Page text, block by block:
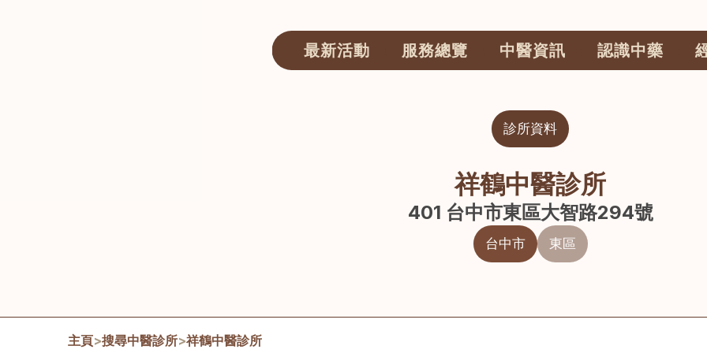
最新活動 服務總覽 中醫資訊 認識中藥
診所資料
祥鶴中醫診所
401 台中市東區大智路294號
台中市 東區
主頁>搜尋中醫診所>祥鶴中醫診所